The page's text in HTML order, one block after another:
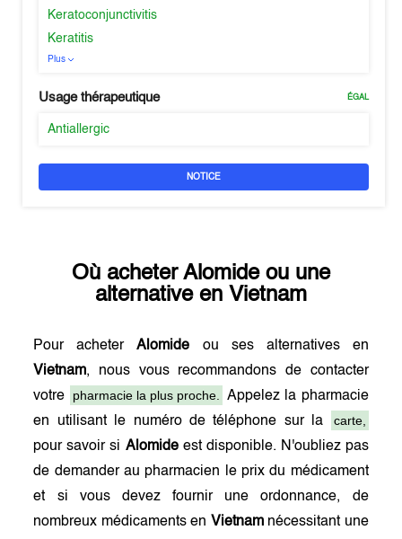
Keratoconjunctivitis
Keratitis
Plus
Usage thérapeutique ÉGAL
Antiallergic
NOTICE
Où acheter Alomideou une
alternative en Vietnam
Pour acheterAlomide ou ses alternatives en
Vietnam, nous vous recommandons de contacter
votre
pharmacie la plus proche.
Appelez la pharmacie
en utilisant le numéro de téléphone sur la
carte,
pour savoir si Alomideest disponible. N'oubliez pas
de demander au pharmacien le prix du médicament
et si vous devez fournir une ordonnance, de
nombreux médicaments en Vietnamnécessitant une